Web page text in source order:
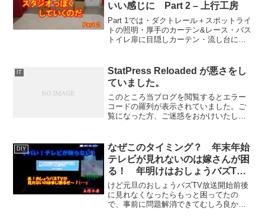
いい感じに Part 2 – 上行工房
Part 1では・ダクトレール＋スポットライ
トの照明・厚手のカーテン&レース・バス
トイレ扉に目隠しカーテン・流し台にロ
はさらに1:25 ・タオルを赤に 元のタオ...
IT
StatPress Reloaded が悪さをし
ていました。
このところ当ブログを閲覧するとエラー
コードの羅列が表示されていました。ご
覧になった方、ご迷惑をおかけいたしま
はどういう了見だ、と思いながら調べて
みると、原因はWordP...
DIY
なぜこのタイミング？ 年末年始
テレビが見れないのは嫁さんが困
る！ 年明けはおしょうバズTV
があるから私も困る！ – 上行工房
けど元旦のおしょうバズTV放送開始前後
に見れなくなったらもっと困ってたの
で、事前に問題解消できてむしろ良かっ